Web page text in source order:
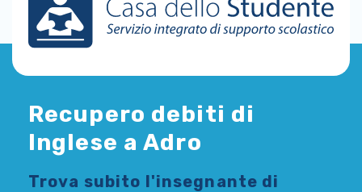
Recupero debiti di
Inglese a Adro
Trova subito l'insegnante di